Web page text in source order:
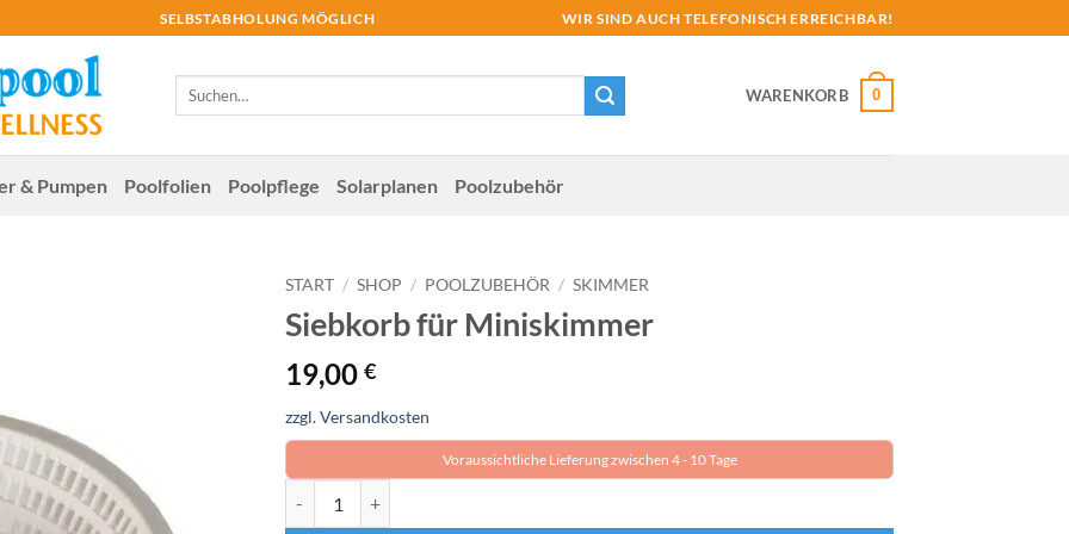
SELBSTABHOLUNG MÖGLICH WIR SIND AUCH TELEFONISCH ERREICHBAR!
Suchen
WARENKORB 0
& Pumpen Poolfolien Poolpflege Solar­planen Poolzubehör
START / SHOP / POOLZUBEHÖR / SKIMMER
Siebkorb für Miniskimmer
19,00 €
zzgl. Versandkosten
Voraussichtliche Lieferung zwischen 4 - 10 Tage